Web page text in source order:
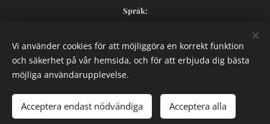
Lägg i kundvagnen
Språk
Valutor
NOK kr
USD $ SEK kr
Vi använder cookies för att möjliggöra en korrekt funktion
och säkerhet på vår hemsida, och för att erbjuda dig bästa
möjliga användarupplevelse.
Acceptera endast nödvändiga Acceptera alla